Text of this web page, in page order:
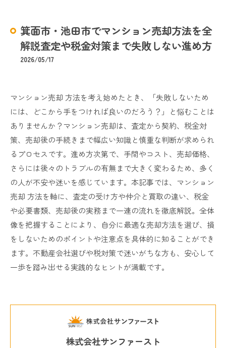
箕面市・池田市でマンション売却方法を全
解説査定や税金対策まで失敗しない進め方
2026/05/17
マンション売却 方法を考え始めたとき、「失敗しないため
には、どこから手をつければ良いのだろう？」と悩むことは
ありませんか？マンション売却は、査定から契約、税金対
策、売却後の手続きまで幅広い知識と慎重な判断が求められ
るプロセスです。進め方次第で、手間やコスト、売却価格、
さらには後々のトラブルの有無まで大きく変わるため、多く
の人が不安や迷いを感じています。本記事では、マンション
売却 方法を軸に、査定の受け方や仲介と買取の違い、税金
や必要書類、売却後の実務まで一連の流れを徹底解説。全体
像を把握することにより、自分に最適な売却方法を選び、損
をしないためのポイントや注意点を具体的に知ることができ
ます。不動産会社選びや税対策で迷いがちな方も、安心して
一歩を踏み出せる実践的なヒントが満載です。
株式会社サンファースト